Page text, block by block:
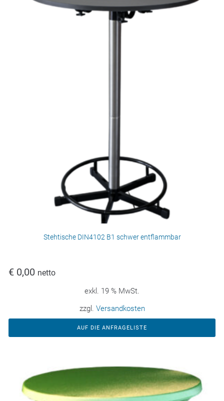
Stehtische DIN4102 B1 schwer entflammbar
€ 0,00 netto
exkl. 19 % MwSt.
zzgl. Versandkosten
AUF DIE ANFRAGELISTE